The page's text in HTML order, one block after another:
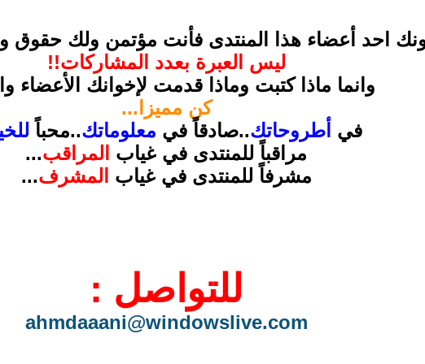
احد أعضاء هذا المنتدى فأنت مؤتمن ولك حقوق
ليس العبرة بعدد المشاركات!!
وانما ماذا كتبت وماذا قدمت لإخوانك الأعضاء
كن مميزا...
في أطروحاتك..صادقاً في معلوماتك..محباً
مراقباً للمنتدى في غياب المراقب...
مشرفاً للمنتدى في غياب المشرف...
للتواصل :
ahmdaaani@windowslive.com